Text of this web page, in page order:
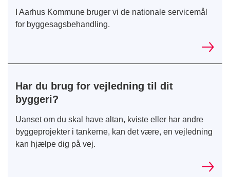
I Aarhus Kommune bruger vi de nationale servicemål
for byggesagsbehandling.
Har du brug for vejledning til dit
byggeri?
Uanset om du skal have altan, kviste eller har andre
byggeprojekter i tankerne, kan det være, en vejledning
kan hjælpe dig på vej.